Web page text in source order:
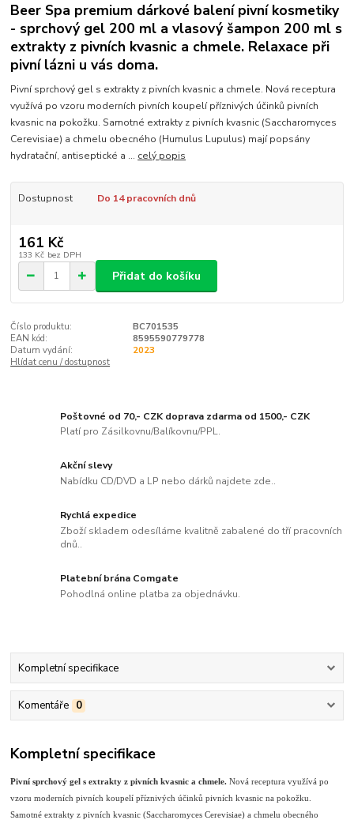
Beer Spa premium dárkové balení pivní kosmetiky
- sprchový gel 200 ml a vlasový šampon 200 ml s
extrakty z pivních kvasnic a chmele. Relaxace při
pivní lázni u vás doma.
Pivní sprchový gel s extrakty z pivních kvasnic a chmele. Nová receptura
využívá po vzoru moderních pivních koupelí příznivých účinků pivních
kvasnic na pokožku. Samotné extrakty z pivních kvasnic (Saccharomyces
Cerevisiae) a chmelu obecného (Humulus Lupulus) mají popsány
hydratační, antiseptické a ... celý popis
Dostupnost Do 14 pracovních dnů
161 Kč
133 Kč bez DPH
Přidat do košíku
Číslo produktu:
BC701535
EAN kód:
8595590779778
Datum vydání:
2023
Hlídat cenu / dostupnost
Poštovné od 70,- CZK doprava zdarma od 1500,- CZK
Platí pro Zásilkovnu/Balíkovnu/PPL.
Akční slevy
Nabídku CD/DVD a LP nebo dárků najdete zde..
Rychlá expedice
Zboží skladem odesíláme kvalitně zabalené do tří pracovních
dnů..
Platební brána Comgate
Pohodlná online platba za objednávku.
Kompletní specifikace
Komentáře 0
Kompletní specifikace
Pivní sprchový gel s extrakty z pivních kvasnic a chmele. Nová receptura využívá po
vzoru moderních pivních koupelí příznivých účinků pivních kvasnic na pokožku.
Samotné extrakty z pivních kvasnic (Saccharomyces Cerevisiae) a chmelu obecného